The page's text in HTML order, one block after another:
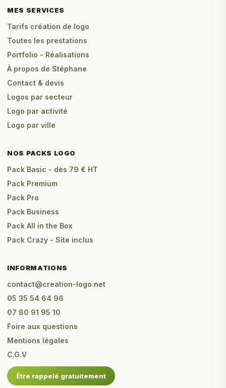
MES SERVICES
Tarifs création de logo
Toutes les prestations
Portfolio - Réalisations
À propos de Stéphane
Contact & devis
Logos par secteur
Logo par activité
Logo par ville
NOS PACKS LOGO
Pack Basic - dès 79 € HT
Pack Premium
Pack Pro
Pack Business
Pack All in the Box
Pack Crazy - Site inclus
INFORMATIONS
contact@creation-logo.net
05 35 54 64 96
07 80 91 95 10
Foire aux questions
Mentions légales
C.G.V
Être rappelé gratuitement